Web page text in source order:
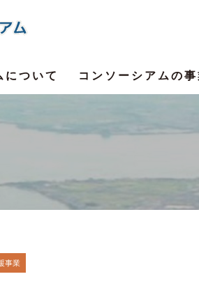
について コンソーシアムの事
事業